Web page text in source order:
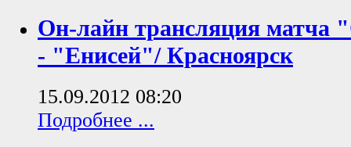
Он-лайн трансляция
- "Енисей"/ Красноярск
15.09.2012 08:20
Подробнее ...